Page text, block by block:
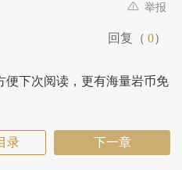
举报
回复（ 0）
便下次阅读，更有海量岩币免
录 下一章